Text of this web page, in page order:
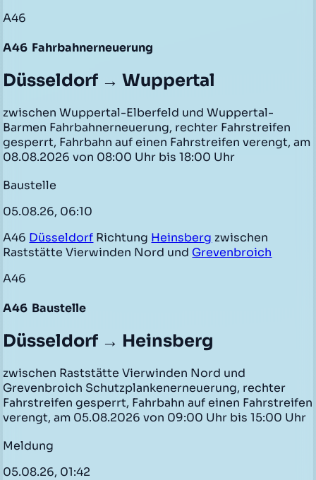
A46
A46 Fahrbahnerneuerung
Düsseldorf → Wuppertal
zwischen Wuppertal-Elberfeld und Wuppertal-
Barmen Fahrbahnerneuerung, rechter Fahrstreifen
gesperrt, Fahrbahn auf einen Fahrstreifen verengt, am
08.08.2026 von 08:00 Uhr bis 18:00 Uhr
Baustelle
05.08.26, 06:10
A46 Düsseldorf Richtung Heinsberg zwischen
Raststätte Vierwinden Nord und Grevenbroich
A46
A46 Baustelle
Düsseldorf → Heinsberg
zwischen Raststätte Vierwinden Nord und
Grevenbroich Schutzplankenerneuerung, rechter
Fahrstreifen gesperrt, Fahrbahn auf einen Fahrstreifen
verengt, am 05.08.2026 von 09:00 Uhr bis 15:00 Uhr
Meldung
05.08.26, 01:42